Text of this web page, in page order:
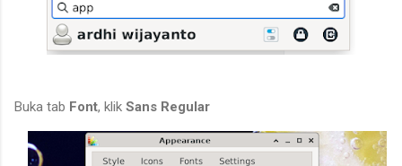
Buka tab Font, klik Sans Regular